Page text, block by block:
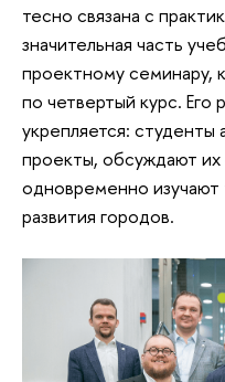
тесно связана с
значительная часть
проектному семинару,
по четвертый курс. Его
укрепляется: студенты
проекты, обсуждают
одновременно
развития городов.